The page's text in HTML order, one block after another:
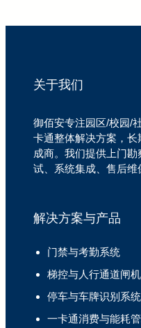
关于我们
御佰安专注园区/校园/
卡通整体解决方案，
成商。我们提供上门
试、系统集成、售后维
解决方案与产品
门禁与考勤系统
梯控与人行通道闸机
停车与车牌识别系统
一卡通消费与能耗